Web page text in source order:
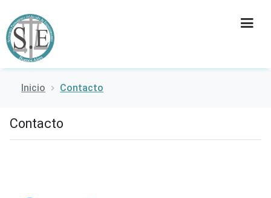
INSTITUCIÓN
Inicio Contacto
Contacto